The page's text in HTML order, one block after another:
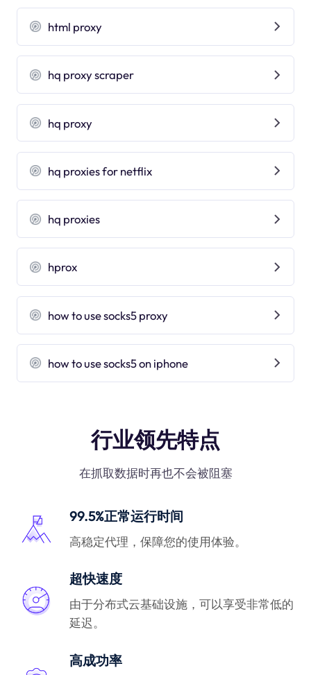
html proxy
hq proxy scraper
hq proxy
hq proxies for netflix
hq proxies
hprox
how to use socks5 proxy
how to use socks5 on iphone
行业领先特点
在抓取数据时再也不会被阻塞
99.5%正常运行时间
高稳定代理，保障您的使用体验。
超快速度
由于分布式云基础设施，可以享受非常低的
延迟。
高成功率